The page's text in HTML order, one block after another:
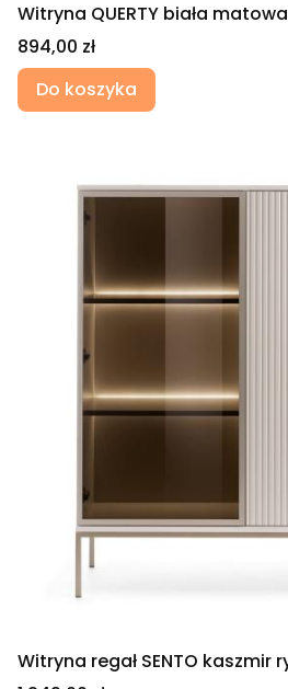
Witryna QUERTY biała
Cena
894,00 zł
Do koszyka
Witryna regał SENTO kaszmir